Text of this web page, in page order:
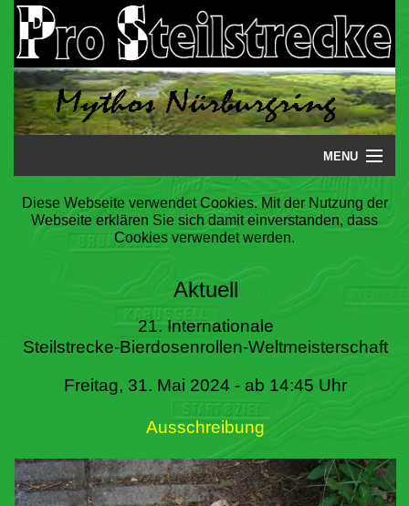
MENU
Startseite
Steilstrecke
Literatur
Termine
Diese Webseite verwendet Cookies. Mit der Nutzung der
Webseite erklären Sie sich damit einverstanden, dass
Cookies verwendet werden.
Aktuell
21. Internationale
Steilstrecke-Bierdosenrollen-Weltmeisterschaft
Freitag, 31. Mai 2024 - ab 14:45 Uhr
Ausschreibung